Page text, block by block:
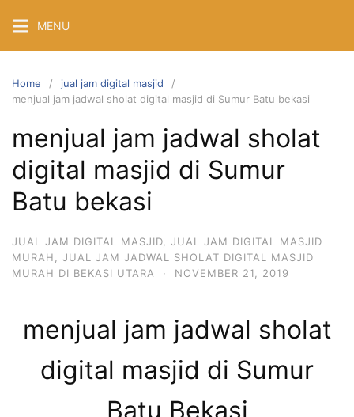
content
MENU
Home
jual jam digital masjid
menjual jam jadwal sholat digital masjid di Sumur Batu bekasi
menjual jam jadwal sholat
digital masjid di Sumur
Batu bekasi
JUAL JAM DIGITAL MASJID
JUAL JAM DIGITAL MASJID
MURAH
JUAL JAM JADWAL SHOLAT DIGITAL MASJID
MURAH DI BEKASI UTARA
· NOVEMBER 21, 2019
menjual jam jadwal sholat
digital masjid di Sumur
Batu Bekasi